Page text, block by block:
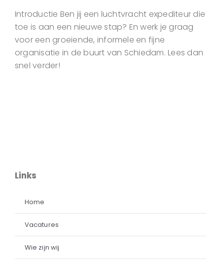
Introductie Ben jij een luchtvracht expediteur die
toe is aan een nieuwe stap? En werk je graag
voor een groeiende, informele en fijne
organisatie in de buurt van Schiedam. Lees dan
snel verder!
Links
Home
Vacatures
Wie zijn wij